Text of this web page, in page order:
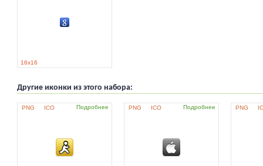
16x16
Другие иконки из этого набора:
PNG ICO Подробнее PNG ICO Подробнее PNG